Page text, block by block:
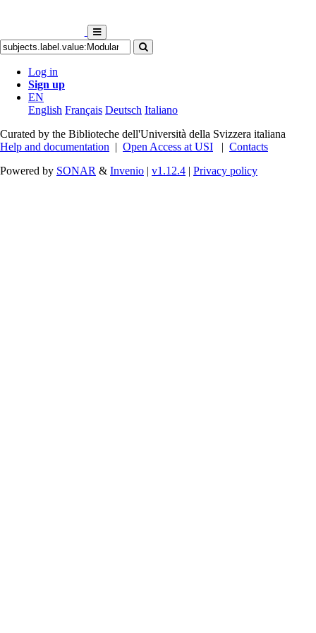
Log in
Sign up
EN
English Français Deutsch Italiano
Curated by the Biblioteche dell'Università della Svizzera italiana
Help and documentation | Open Access at USI | Contacts
Powered by SONAR & Invenio | v1.12.4 | Privacy policy